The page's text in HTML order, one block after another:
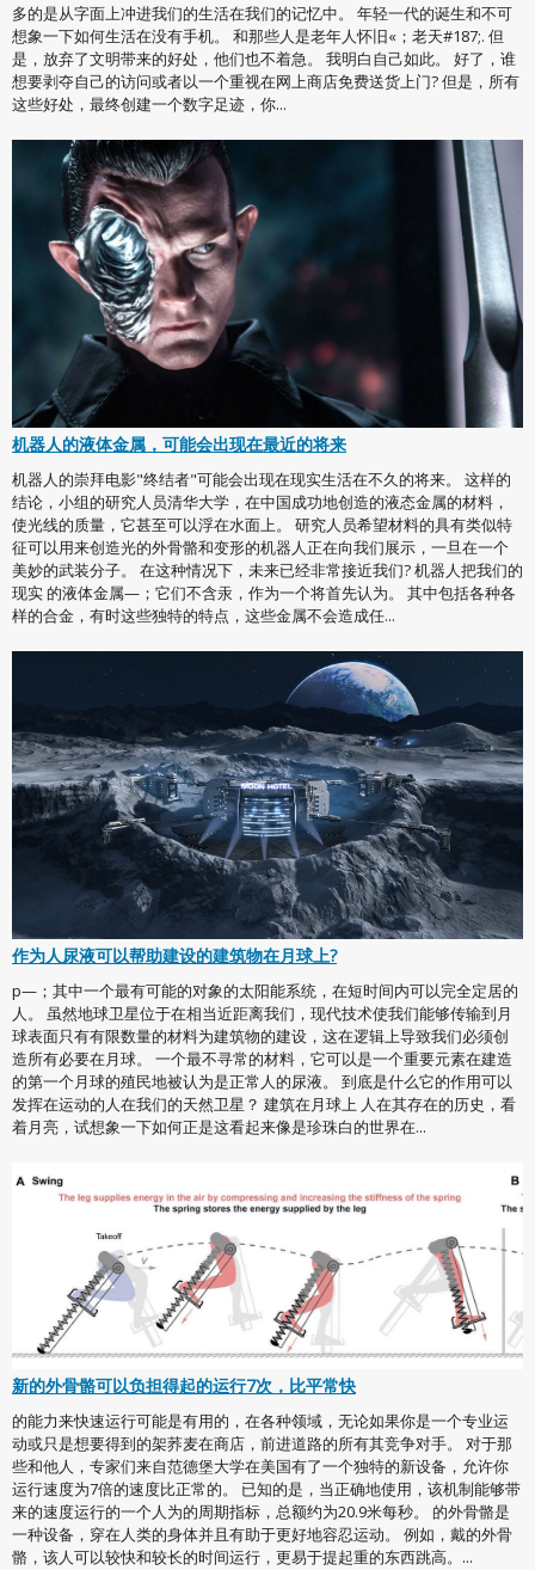
多的是从字面上冲进我们的生活在我们的记忆中。 年轻一代的诞生和不可
想象一下如何生活在没有手机。 和那些人是老年人怀旧«；老天#187;. 但
是，放弃了文明带来的好处，他们也不着急。 我明白自己如此。 好了，谁
想要剥夺自己的访问或者以一个重视在网上商店免费送货上门? 但是，所有
这些好处，最终创建一个数字足迹，你...
机器人的液体金属，可能会出现在最近的将来
机器人的崇拜电影"终结者"可能会出现在现实生活在不久的将来。 这样的
结论，小组的研究人员清华大学，在中国成功地创造的液态金属的材料，
使光线的质量，它甚至可以浮在水面上。 研究人员希望材料的具有类似特
征可以用来创造光的外骨骼和变形的机器人正在向我们展示，一旦在一个
美妙的武装分子。 在这种情况下，未来已经非常接近我们? 机器人把我们的
现实 的液体金属—；它们不含汞，作为一个将首先认为。 其中包括各种各
样的合金，有时这些独特的特点，这些金属不会造成任...
作为人尿液可以帮助建设的建筑物在月球上?
p—；其中一个最有可能的对象的太阳能系统，在短时间内可以完全定居的
人。 虽然地球卫星位于在相当近距离我们，现代技术使我们能够传输到月
球表面只有有限数量的材料为建筑物的建设，这在逻辑上导致我们必须创
造所有必要在月球。 一个最不寻常的材料，它可以是一个重要元素在建造
的第一个月球的殖民地被认为是正常人的尿液。 到底是什么它的作用可以
发挥在运动的人在我们的天然卫星？ 建筑在月球上 人在其存在的历史，看
着月亮，试想象一下如何正是这看起来像是珍珠白的世界在...
新的外骨骼可以负担得起的运行7次，比平常快
的能力来快速运行可能是有用的，在各种领域，无论如果你是一个专业运
动或只是想要得到的架荞麦在商店，前进道路的所有其竞争对手。 对于那
些和他人，专家们来自范德堡大学在美国有了一个独特的新设备，允许你
运行速度为7倍的速度比正常的。 已知的是，当正确地使用，该机制能够带
来的速度运行的一个人为的周期指标，总额约为20.9米每秒。 的外骨骼是
一种设备，穿在人类的身体并且有助于更好地容忍运动。 例如，戴的外骨
骼，该人可以较快和较长的时间运行，更易于提起重的东西跳高。...